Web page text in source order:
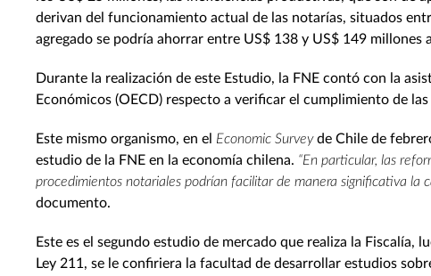
derivan del funcionamiento actual de las notarías, situados
agregado se podría ahorrar entre US$ 138 y US$ 149
Durante la realización de este Estudio, la FNE contó con la
Económicos (OECD) respecto a verificar el cumplimiento de
Este mismo organismo, en el Economic Surveyde Chile de
estudio de la FNE en la economía chilena. “En particular, las
procedimientos notariales podrían facilitar de manera significativa la
documento.
Este es el segundo estudio de mercado que realiza la
Ley 211, se le confiriera la facultad de desarrollar estudios